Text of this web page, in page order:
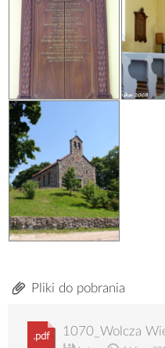
Pliki do pobrania
.pdf 1070_Wolcza